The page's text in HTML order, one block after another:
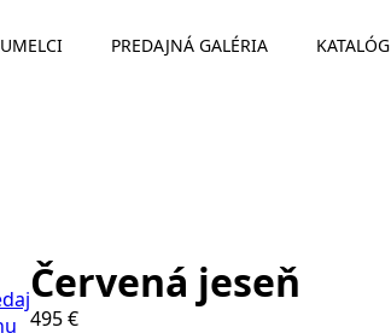
UMELCI PREDAJNÁ GALÉRIA KATALÓG
Červená jeseň
495€